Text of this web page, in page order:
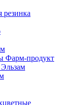
резинка
Фарм-продукт